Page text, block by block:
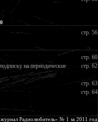
стр. 56
стр. 60
на периодические
стр. 62
стр. 63
стр. 64
журнал Радиолюбитель» № 1 за 2011 год